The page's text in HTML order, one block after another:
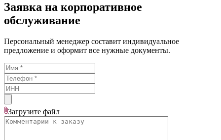
Заявка на корпоративное
обслуживание
Персональный менеджер составит индивидуальное
предложение и оформит все нужные документы.
Загрузите файл